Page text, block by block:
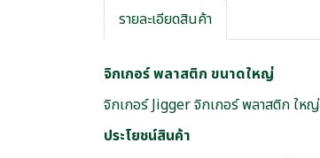
รายละเอียดสินค้า
จิกเกอร์ พลาสติก ขนาดใหญ่
จิกเกอร์ Jigger จิกเกอร์ พลาสติก ให
ประโยชน์สินค้า